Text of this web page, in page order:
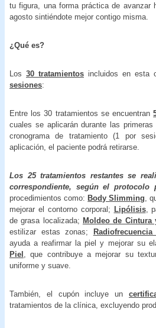
tu figura, una forma práctica de avanzar
agosto sintiéndote mejor contigo misma.
¿Qué es?
Los 30 tratamientos incluidos en esta
sesiones:
Entre los 30 tratamientos se encuentran
cuales se aplicarán durante las
cronograma de tratamiento (1 por
aplicación, el paciente podrá retirarse.
Los 25 tratamientos restantes se
correspondiente, según el protocolo
procedimientos como: Body Slimming ,
mejorar el contorno corporal;
Lipólisis,
de grasa localizada; Moldeo de Cintura
estilizar estas zonas;
ayuda a reafirmar la piel y mejorar su
Piel
, que contribuye a mejorar su
uniforme y suave.
También, el cupón incluye un
tratamientos de la clínica, excluyendo